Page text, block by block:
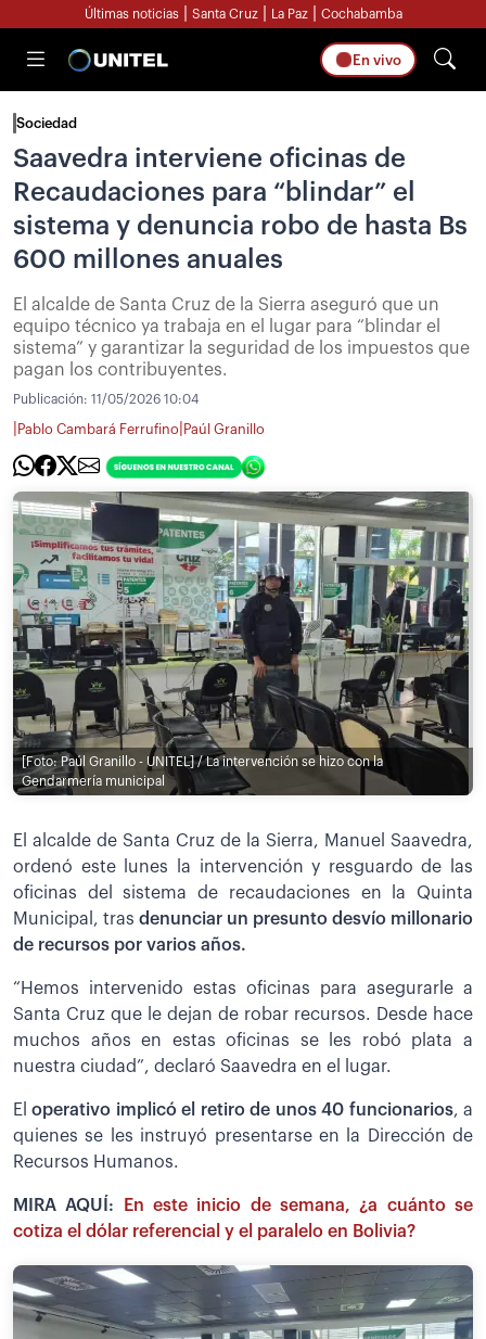
Últimas noticias Santa Cruz La Paz Cochabamba
En vivo
Sociedad
Saavedra interviene oficinas de
Recaudaciones para “blindar” el
sistema y denuncia robo de hasta Bs
600 millones anuales
El alcalde de Santa Cruz de la Sierra aseguró que un
equipo técnico ya trabaja en el lugar para “blindar el
sistema” y garantizar la seguridad de los impuestos que
pagan los contribuyentes.
Publicación: 11/05/2026 10:04
Pablo Cambará Ferrufino Paúl Granillo
[Foto: Paúl Granillo - UNITEL] / La intervención se hizo con la
Gendarmería municipal
El alcalde de Santa Cruz de la Sierra, Manuel Saavedra,
ordenó este lunes la intervención y resguardo de las
oficinas del sistema de recaudaciones en la Quinta
Municipal, tras denunciar un presunto desvío millonario
de recursos por varios años.
“Hemos intervenido estas oficinas para asegurarle a
Santa Cruz que le dejan de robar recursos. Desde hace
muchos años en estas oficinas se les robó plata a
nuestra ciudad”, declaró Saavedra en el lugar.
El operativo implicó el retiro de unos 40 funcionarios, a
quienes se les instruyó presentarse en la Dirección de
Recursos Humanos.
MIRA AQUÍ:
En este inicio de semana, ¿a cuánto se
cotiza el dólar referencial y el paralelo en Bolivia?